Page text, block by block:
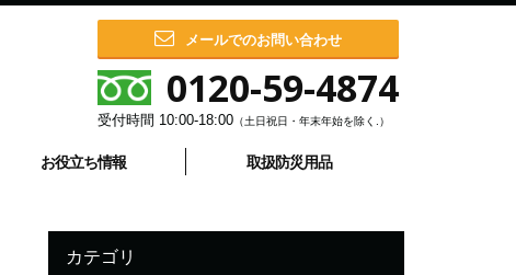
メールでのお問い合わせ
0120-59-4874
受付時間 10:00-18:00 （土日祝日・年末年始を除く.）
お役立ち情報 取扱防災用品
カテゴリ